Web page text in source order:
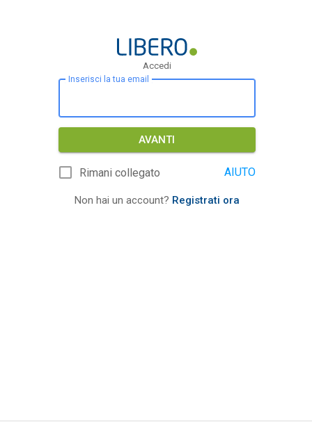
Accedi
Inserisci la tua email
AVANTI
Rimani collegato AIUTO
Non hai un account? Registrati ora